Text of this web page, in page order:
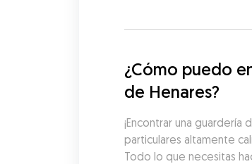
¿Cómo puedo
de Henares?
¡Encontrar una
particulares altamente
Todo lo que necesitas